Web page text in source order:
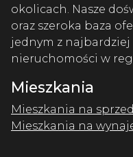
okolicach. Nasze
oraz szeroka baza
jednym z
nieruchomości w
Mieszkania
Mieszkania na
Mieszkania na